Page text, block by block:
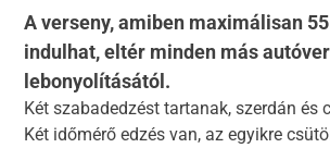
A verseny, amiben maximálisan
indulhat, eltér minden más
lebonyolításától.
Két szabadedzést tartanak, szerdán és
Két időmérő edzés van, az egyikre